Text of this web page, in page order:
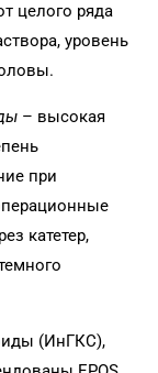
целого ряда
уровень
– высокая
при
катетер,
(ИнГКС),